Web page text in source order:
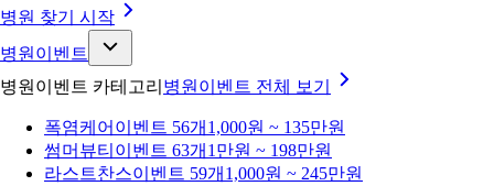
병원 찾기 시작
병원이벤트
병원이벤트 카테고리 병원이벤트 전체 보기
폭염케어 이벤트 56개 1,000원 ~ 135만원
썸머뷰티 이벤트 63개 1만원 ~ 198만원
라스트찬스이벤트 59개 1,000원 ~ 245만원